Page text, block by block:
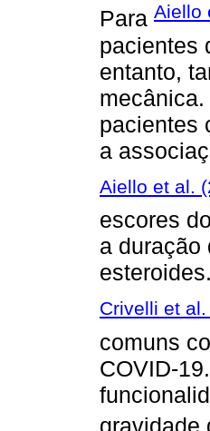
Para Aiello
pacientes
entanto,
pacientes
a
Aiello et al.
escores
a duração
esteroides.
Crivelli et
comuns
COVID-
gravidade